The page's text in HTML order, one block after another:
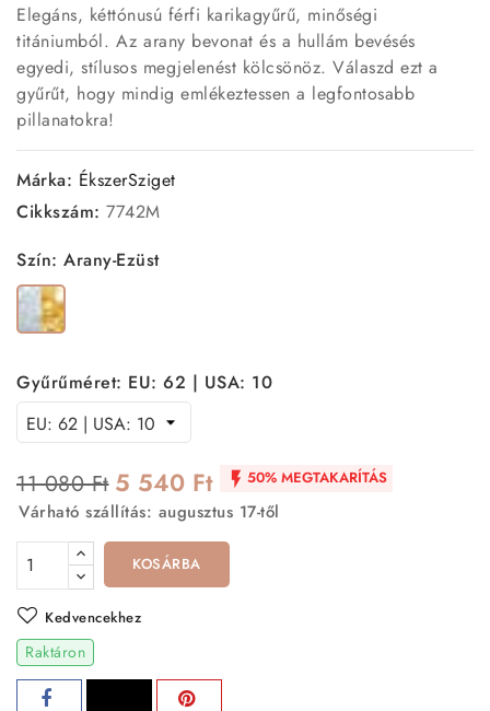
Elegáns, kéttónusú férfi karikagyűrű, minőségi
titániumból. Az arany bevonat és a hullám bevésés
egyedi, stílusos megjelenést kölcsönöz. Válaszd ezt a
gyűrűt, hogy mindig emlékeztessen a legfontosabb
pillanatokra!
Márka: ÉkszerSziget
Cikkszám: 7742M
Szín: Arany-Ezüst
Arany-
Ezüst
Gyűrűméret: EU: 62 | USA: 10
11 080 Ft 5 540 Ft  50% MEGTAKARÍTÁS
Várható szállítás: augusztus 17-től
KOSÁRBA
Kedvencekhez
Raktáron